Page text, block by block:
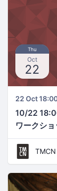
Thu
Oct
22
22 Oct
10/22
ワークシ